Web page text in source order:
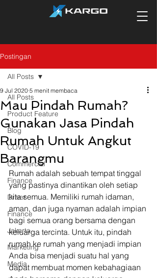
Postingan
All Posts
Product Feature
Blog
COVID-19
Commercial
Finance
Driver
Finance
Jakarta
Marketing
Media
All Posts
Mau Pindah Rumah?
Gunakan Jasa Pindah
Rumah Untuk Angkut
Barangmu
9 Jul 2020 5 menit membaca
Rumah adalah sebuah tempat tinggal
yang pastinya dinantikan oleh setiap
kita semua. Memiliki rumah idaman,
aman, dan juga nyaman adalah impian
bagi semua orang bersama dengan
keluarga tercinta. Untuk itu, pindah
rumah ke rumah yang menjadi impian
Anda bisa menjadi suatu hal yang
dapat membuat momen kebahagiaan